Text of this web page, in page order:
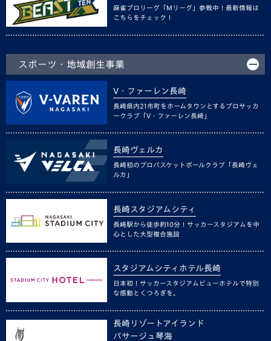
麻雀プロリーグ「Mリーグ」参戦中！最新情報は
こちらをチェック！
スポーツ・地域創生事業
V・ファーレン長崎
長崎県内21市町をホームタウンとするプロサッカ
ークラブ「V・ファーレン長崎」
長崎ヴェルカ
長崎初のプロバスケットボールクラブ「長崎ヴェ
ルカ」
長崎スタジアムシティ
長崎駅から徒歩約10分！サッカースタジアムを中
心とした大型複合施設
スタジアムシティホテル長崎
日本初！サッカースタジアムビューホテルで特別
な感動とくつろぎを。
長崎リゾートアイランド
パサージュ琴海